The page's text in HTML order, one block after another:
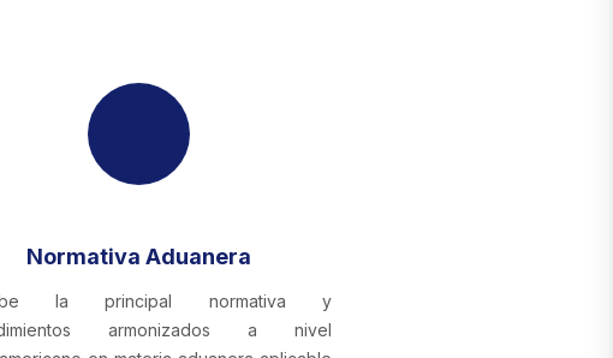
Normativa Aduanera
la principal normativa y
armonizados a nivel